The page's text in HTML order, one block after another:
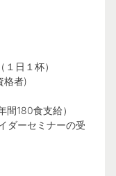
日１杯）
格者)
180食支給）
ダーセミナーの受